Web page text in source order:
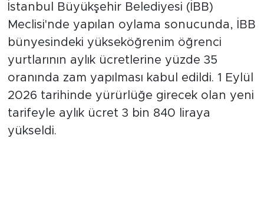
İstanbul Büyükşehir Belediyesi (İBB)
Meclisi'nde yapılan oylama sonucunda, İBB
bünyesindeki yükseköğrenim öğrenci
yurtlarının aylık ücretlerine yüzde 35
oranında zam yapılması kabul edildi. 1 Eylül
2026 tarihinde yürürlüğe girecek olan yeni
tarifeyle aylık ücret 3 bin 840 liraya
yükseldi.